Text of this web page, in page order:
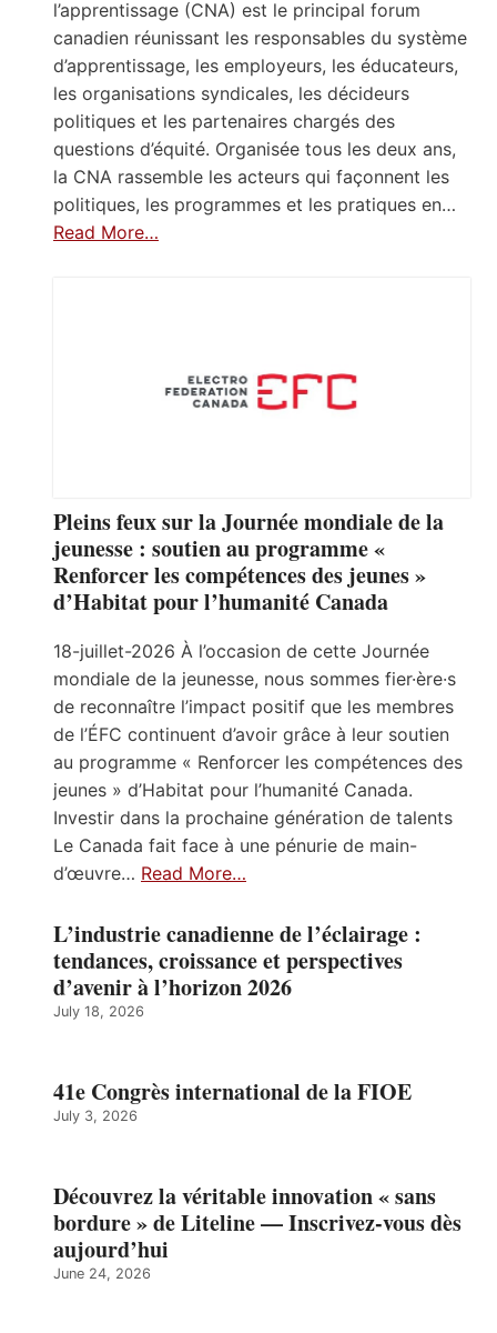
l’apprentissage (CNA) est le principal forum
canadien réunissant les responsables du système
d’apprentissage, les employeurs, les éducateurs,
les organisations syndicales, les décideurs
politiques et les partenaires chargés des
questions d’équité. Organisée tous les deux ans,
la CNA rassemble les acteurs qui façonnent les
politiques, les programmes et les pratiques en…
Read More…
Pleins feux sur la Journée mondiale de la
jeunesse : soutien au programme «
Renforcer les compétences des jeunes »
d’Habitat pour l’humanité Canada
18-juillet-2026 À l’occasion de cette Journée
mondiale de la jeunesse, nous sommes fier·ère·s
de reconnaître l’impact positif que les membres
de l’ÉFC continuent d’avoir grâce à leur soutien
au programme « Renforcer les compétences des
jeunes » d’Habitat pour l’humanité Canada.
Investir dans la prochaine génération de talents
Le Canada fait face à une pénurie de main-
d’œuvre… Read More…
L’industrie canadienne de l’éclairage :
tendances, croissance et perspectives
d’avenir à l’horizon 2026
July 18, 2026
41e Congrès international de la FIOE
July 3, 2026
Découvrez la véritable innovation « sans
bordure » de Liteline — Inscrivez-vous dès
aujourd’hui
June 24, 2026